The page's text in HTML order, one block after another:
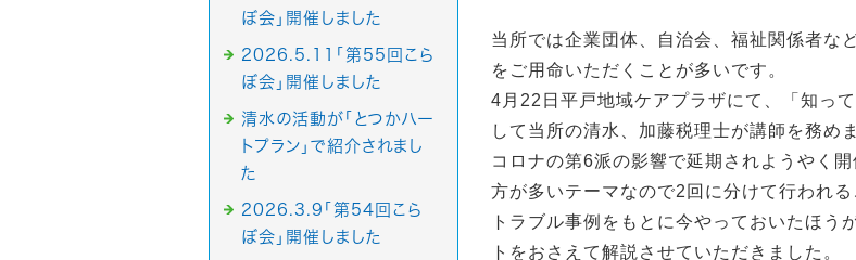
当所では企業団体、自治会、福祉関係者な
をご用命いただくことが多いです。
4月22日平戸地域ケアプラザにて、「知っ
して当所の清水、加藤税理士が講師を務め
コロナの第6派の影響で延期されようやく
方が多いテーマなので2回に分けて行われる
トラブル事例をもとに今やっておいたほう
トをおさえて解説させていただきました。
ぼ会」開催しました
2026.5.11「第55回こら
ぼ会」開催しました
清水の活動が「とつかハー
トプラン」で紹介されまし
た
2026.3.9「第54回こら
ぼ会」開催しました